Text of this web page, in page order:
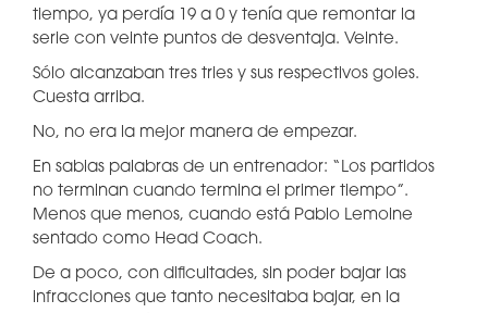
tiempo, ya perdía 19 a 0 y tenía que remontar la
serie con veinte puntos de desventaja. Veinte.
Sólo alcanzaban tres tries y sus respectivos goles.
Cuesta arriba.
No, no era la mejor manera de empezar.
En sabias palabras de un entrenador: “Los partidos
no terminan cuando termina el primer tiempo”.
Menos que menos, cuando está Pablo Lemoine
sentado como Head Coach.
De a poco, con dificultades, sin poder bajar las
infracciones que tanto necesitaba bajar, en la